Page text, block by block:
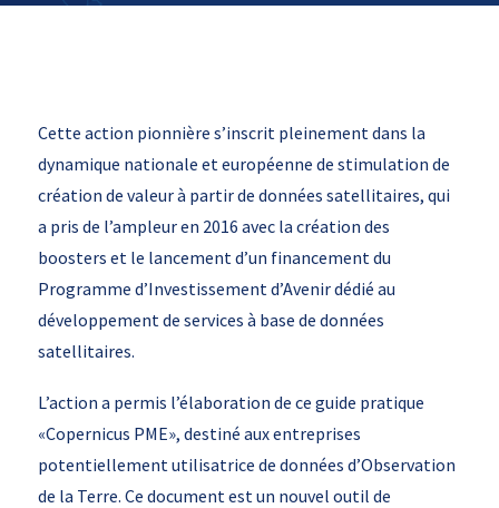
Cette action pionnière s’inscrit pleinement dans la
dynamique nationale et européenne de stimulation de
création de valeur à partir de données satellitaires, qui
a pris de l’ampleur en 2016 avec la création des
boosters et le lancement d’un financement du
Programme d’Investissement d’Avenir dédié au
développement de services à base de données
satellitaires.
L’action a permis l’élaboration de ce guide pratique
«Copernicus PME», destiné aux entreprises
potentiellement utilisatrice de données d’Observation
de la Terre. Ce document est un nouvel outil de